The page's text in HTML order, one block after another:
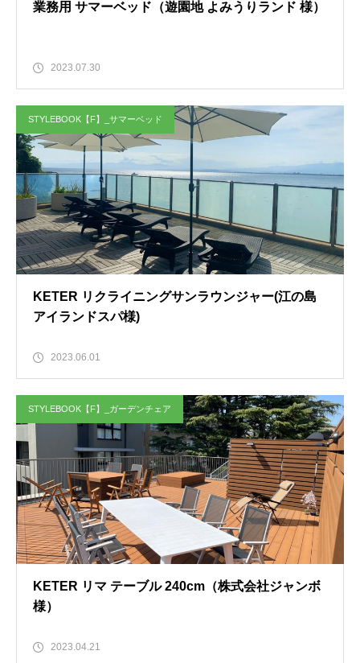
業務用 サマーベッド（遊園地 よみうりランド 様）
2023.07.30
STYLEBOOK【F】_サマーベッド
KETER リクライニングサンラウンジャー(江の島
アイランドスパ様)
2023.06.01
STYLEBOOK【F】_ガーデンチェア
KETER リマ テーブル 240cm（株式会社ジャンボ
様）
2023.04.21